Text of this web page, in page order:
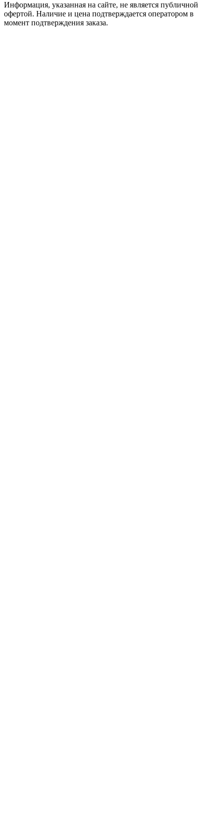
Информация, указанная на сайте, не является публичной
офертой. Наличие и цена подтверждается оператором в
момент подтверждения заказа.